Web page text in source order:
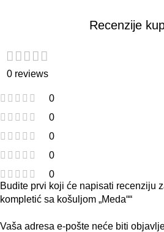
Recenzije
0 reviews
0
0
0
0
0
Budite prvi koji će napisati recenziju
kompletić sa košuljom „Meda““
Vaša adresa e-pošte neće biti